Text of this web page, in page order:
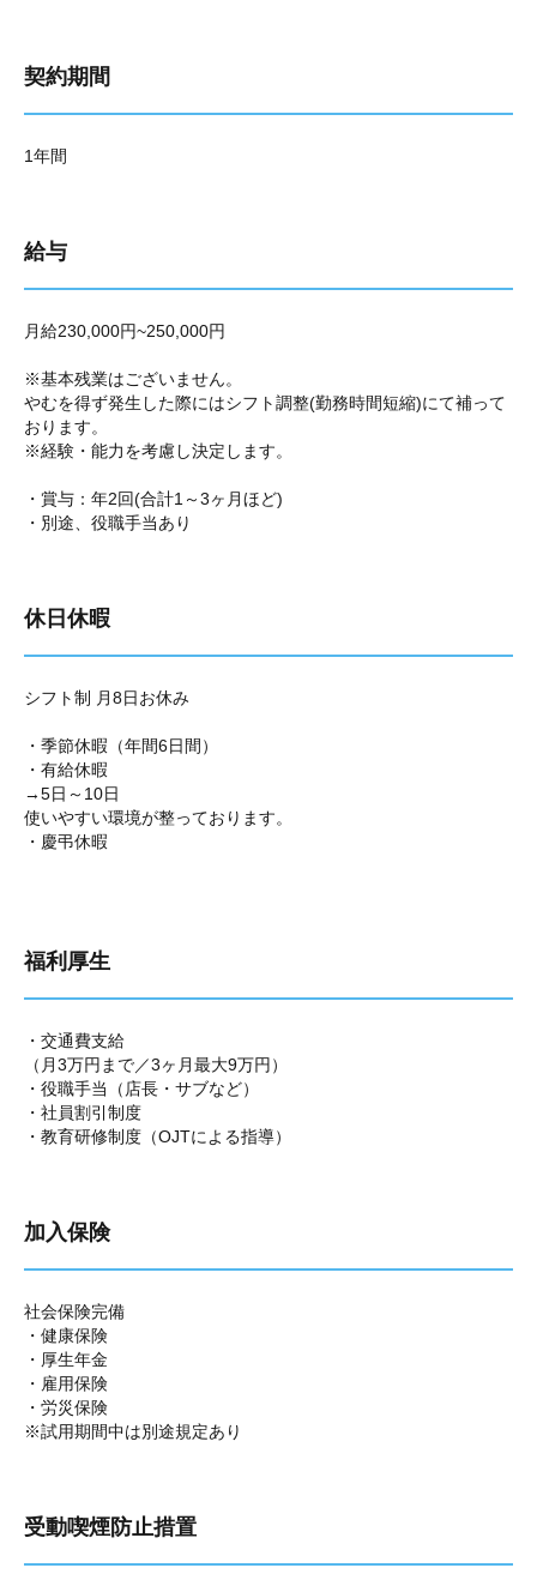
契約期間
1年間
給与
月給230,000円~250,000円
※基本残業はございません。
やむを得ず発生した際にはシフト調整(勤務時間短縮)にて補って
おります。
※経験・能力を考慮し決定します。
・賞与：年2回(合計1～3ヶ月ほど)
・別途、役職手当あり
休日休暇
シフト制 月8日お休み
・季節休暇（年間6日間）
・有給休暇
→5日～10日
使いやすい環境が整っております。
・慶弔休暇
福利厚生
・交通費支給
（月3万円まで／3ヶ月最大9万円）
・役職手当（店長・サブなど）
・社員割引制度
・教育研修制度（OJTによる指導）
加入保険
社会保険完備
・健康保険
・厚生年金
・雇用保険
・労災保険
※試用期間中は別途規定あり
受動喫煙防止措置